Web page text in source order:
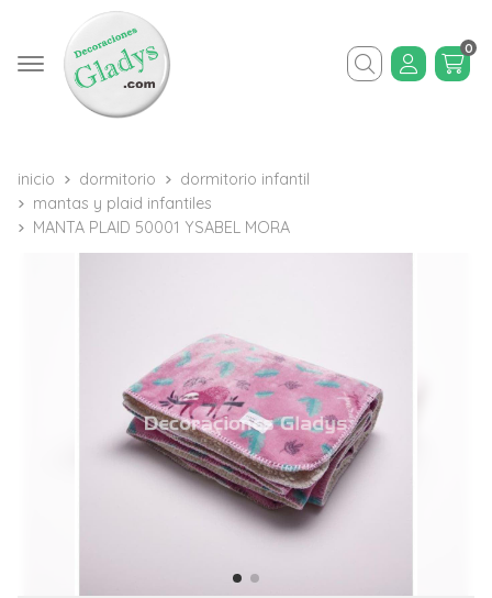
Buscar
0
inicio dormitorio
dormitorio infantil
mantas y plaid infantiles
MANTA PLAID 50001 YSABEL MORA